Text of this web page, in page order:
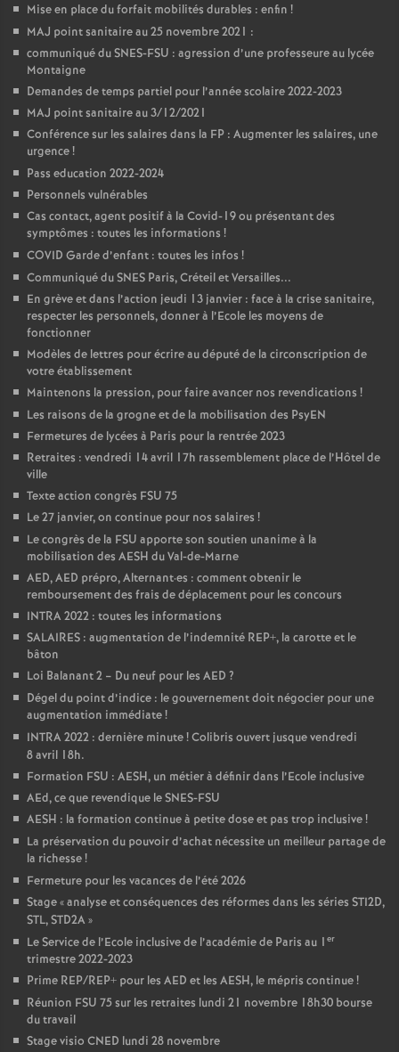
Mise en place du forfait mobilités durables : enfin !
MAJ point sanitaire au 25 novembre 2021 :
communiqué du SNES-FSU : agression d’une professeure au lycée
Montaigne
Demandes de temps partiel pour l’année scolaire 2022-2023
MAJ point sanitaire au 3/12/2021
Conférence sur les salaires dans la FP : Augmenter les salaires, une
urgence!
Pass education 2022-2024
Personnels vulnérables
Cas contact, agent positif à la Covid-19 ou présentant des
symptômes : toutes les informations !
COVID Garde d’enfant : toutes les infos !
Communiqué du SNES Paris, Créteil et Versailles...
En grève et dans l’action jeudi 13 janvier : face à la crise sanitaire,
respecter les personnels, donner à l’Ecole les moyens de
fonctionner
Modèles de lettres pour écrire au député de la circonscription de
votre établissement
Maintenons la pression, pour faire avancer nos revendications !
Les raisons de la grogne et de la mobilisation des PsyEN
Fermetures de lycées à Paris pour la rentrée 2023
Retraites : vendredi 14 avril 17h rassemblement place de l’Hôtel de
ville
Texte action congrès FSU 75
Le 27 janvier, on continue pour nos salaires !
Le congrès de la FSU apporte son soutien unanime à la
mobilisation des AESH du Val-de-Marne
AED, AED prépro, Alternant·es : comment obtenir le
remboursement des frais de déplacement pour les concours
INTRA 2022 : toutes les informations
SALAIRES : augmentation de l’indemnité REP+, la carotte et le
bâton
Loi Balanant 2 – Du neuf pour les AED ?
Dégel du point d’indice : le gouvernement doit négocier pour une
augmentation immédiate!
INTRA 2022 : dernière minute! Colibris ouvert jusque vendredi
8 avril 18h.
Formation FSU : AESH, un métier à définir dans l’Ecole inclusive
AEd, ce que revendique le SNES-FSU
AESH : la formation continue à petite dose et pas trop inclusive!
La préservation du pouvoir d’achat nécessite un meilleur partage de
la richesse!
Fermeture pour les vacances de l’été 2026
Stage «analyse et conséquences des réformes dans les séries STI2D,
STL, STD2A»
Le Service de l’Ecole inclusive de l’académie de Paris au 1 er
trimestre 2022-2023
Prime REP/REP+ pour les AED et les AESH, le mépris continue!
Réunion FSU 75 sur les retraites lundi 21 novembre 18h30 bourse
du travail
Stage visio CNED lundi 28 novembre